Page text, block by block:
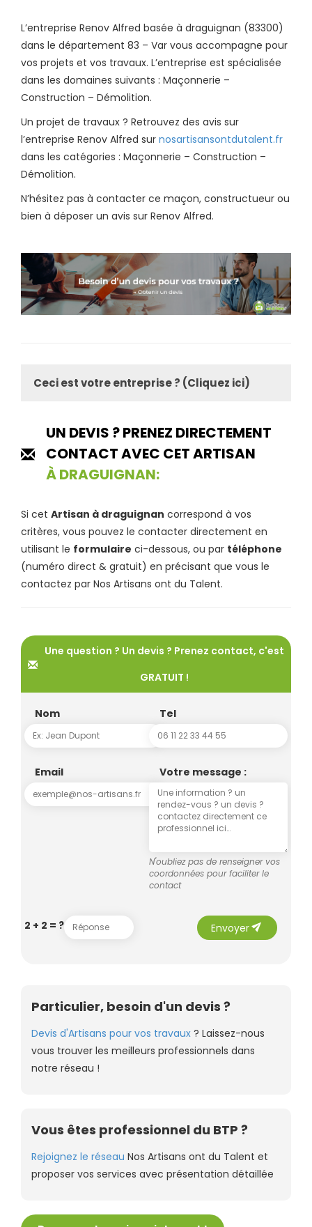
L’entreprise Renov Alfred basée à draguignan (83300)
dans le département 83 – Var vous accompagne pour
vos projets et vos travaux. L’entreprise est spécialisée
dans les domaines suivants : Maçonnerie –
Construction – Démolition.
Un projet de travaux ? Retrouvez des avis sur
l’entreprise Renov Alfred sur nosartisansontdutalent.fr
dans les catégories : Maçonnerie – Construction –
Démolition.
N’hésitez pas à contacter ce maçon, constructueur ou
bien à déposer un avis sur Renov Alfred.
Ceci est votre entreprise ? (Cliquez ici)
UN DEVIS ? PRENEZ DIRECTEMENT
CONTACT AVEC CET ARTISAN
À DRAGUIGNAN:
Si cet Artisan à draguignan correspond à vos
critères, vous pouvez le contacter directement en
utilisant le formulaire ci-dessous, ou par téléphone
(numéro direct & gratuit) en précisant que vous le
contactez par Nos Artisans ont du Talent.
Une question ? Un devis ? Prenez contact, c'est
GRATUIT !
Nom Tel
Email Votre message :
N'oubliez pas de renseigner vos
coordonnées pour faciliter le
contact
2 + 2 = ? Envoyersend
Particulier, besoin d'un devis ?
Devis d'Artisans pour vos travaux ? Laissez-nous
vous trouver les meilleurs professionnels dans
notre réseau !
Vous êtes professionnel du BTP ?
Rejoignez le réseau Nos Artisans ont du Talent et
proposer vos services avec présentation détaillée